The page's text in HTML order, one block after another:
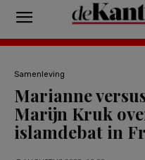
Samenleving
Marianne
Marijn Kruk
islamdebat in